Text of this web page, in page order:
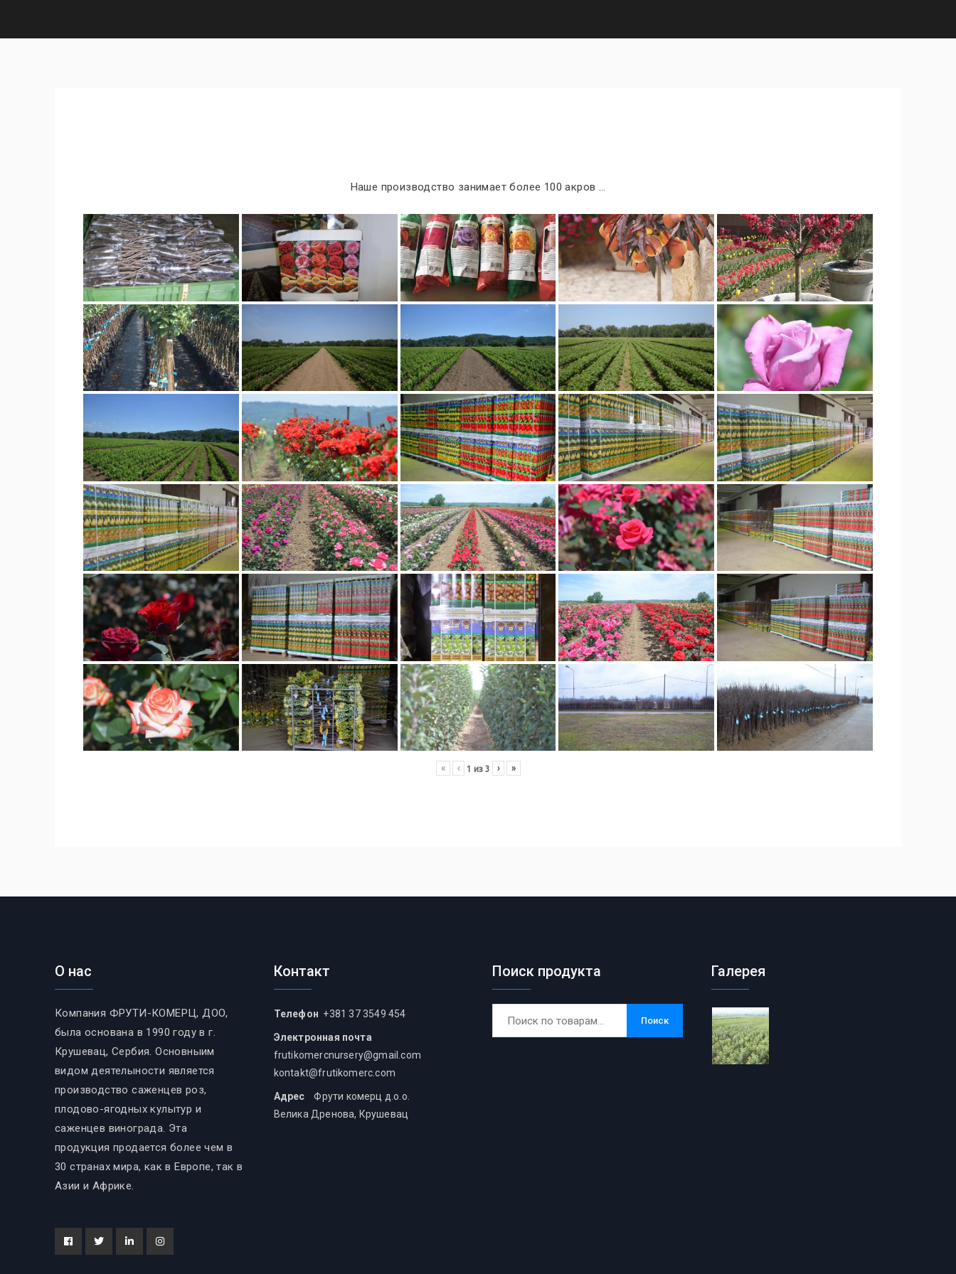
Наше производство занимает более 100 акров …
« ‹ 1 из 3 › »
О нас
Компания ФРУТИ-КОМЕРЦ, ДОО,
была основана в 1990 году в г.
Крушевац, Сербия. Основныим
видом деятелыности является
производство саженцев роз,
плодово-ягодных кулытур и
саженцев винограда. Эта
продукция продается более чем в
30 странах мира, как в Европе, так в
Азии и Африке.
Контакт
Телефон +381 37 3549 454
Электронная почта
frutikomercnursery@gmail.com
kontakt@frutikomerc.com
Адрес Фрути комерц д.о.о.
Велика Дренова, Крушевац
Поиск продукта
Поиск
Галерея